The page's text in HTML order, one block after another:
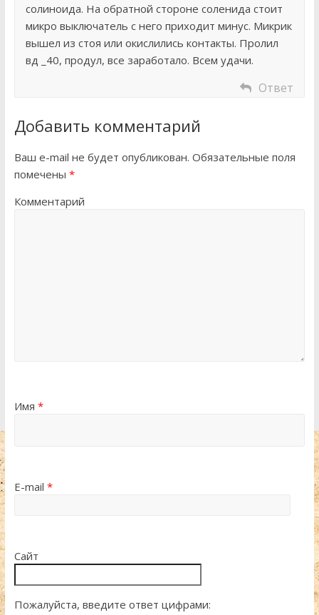
солиноида. На обратной стороне соленида стоит
микро выключатель с него приходит минус. Микрик
вышел из стоя или окислились контакты. Пролил
вд _40, продул, все заработало. Всем удачи.
Ответ
Добавить комментарий
Ваш e-mail не будет опубликован. Обязательные поля
помечены *
Комментарий
Имя *
E-mail *
Сайт
Пожалуйста, введите ответ цифрами: